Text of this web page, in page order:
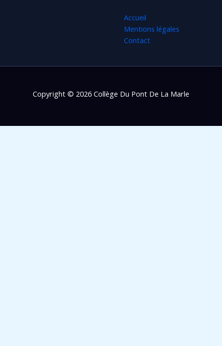
Accueil
Mentions légales
Contact
Copyright © 2026 Collège Du Pont De La Marle